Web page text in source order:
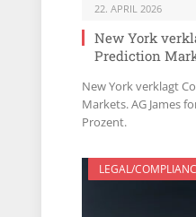
22. APRIL 2026
New York
Prediction
New York verklagt
Markets. AG James
Prozent.
LEGAL/